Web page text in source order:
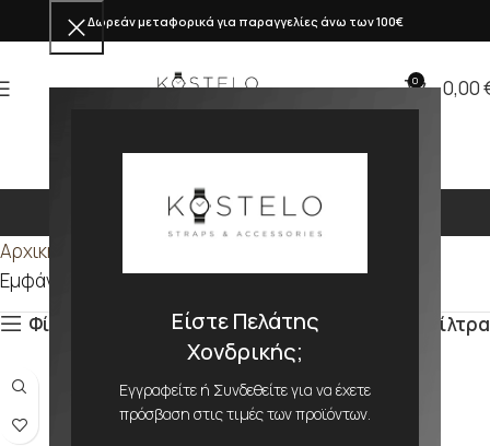
Είστε Πελάτης
Χονδρικής;
Εγγραφείτε ή Συνδεθείτε για να έχετε
πρόσβαση στις τιμές των προϊόντων.
Δωρεάν μεταφορικά για παραγγελίες άνω των 100€
0 0,00
165mm
Αρχική σελίδα
Εμφάνιση του μοναδικού αποτελέσματος
Φίλτρα
Φίλτρα